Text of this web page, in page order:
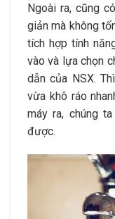
Ngoài ra, cũng
giản mà không
tích hợp tính
vào và lựa chọn
dẫn của NSX.
vừa khô ráo
máy ra, chúng
được.